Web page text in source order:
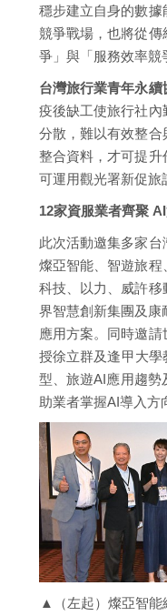
穩步建立自身的數
競爭戰場，也將從
爭」與「服務效率競
台灣旅行業青年永
疫後缺工使旅行社
分散，難以有效整
整合資料，才可提
可運用觀光署新促旅
12家資服業者齊聚
此次活動邀集多家台
燦亞智能、智遊旅
科技、以力、威許
界智慧創新集團及康
應用方案。同時邀
授徐立群及逢甲大
型、旅遊AI應用趨勢
助業者掌握AI導入方
▲（左起）燦亞智能